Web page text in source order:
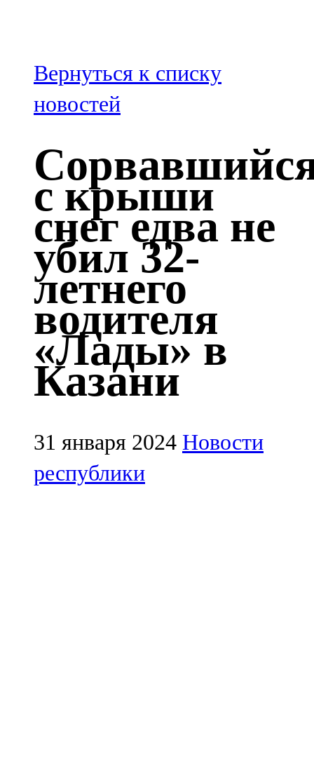
100,3 FM
Зәй
106,6 FM
Кадыбаш
105,2 FM
Казан
91,5 FM
Кайбыч
106,1 FM
Кама тамагы
71,51 FM
Кукмара
107,9 FM
Лениногорский
102,1 FM
Вернуться к списку
новостей
с крыши
снег едва не
убил 32-
летнего
водителя
«Лады» в
Казани
31 января 2024 Новости
республики